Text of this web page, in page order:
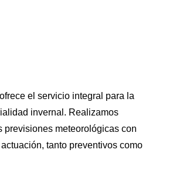
el servicio integral para la
invernal. Realizamos
previsiones meteorológicas con
tanto preventivos como